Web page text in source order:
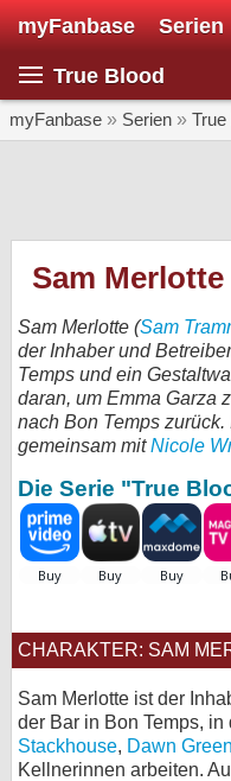
myFanbase Serien
True Blood
myFanbase » Serien » True
Sam Merlotte
Sam Merlotte (Sam
der Inhaber und
Temps und ein
daran, um Emma Garza
nach Bon Temps zurück.
gemeinsam mitNicole
Die Serie "True
CHARAKTER: SAM
Sam Merlotte ist der
der Bar in Bon Temps, in
Stackhouse, Dawn Green
Kellnerinnen arbeiten.